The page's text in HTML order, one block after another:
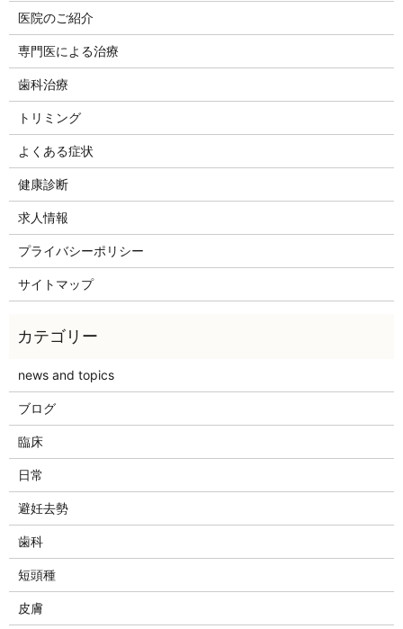
医院のご紹介
専門医による治療
歯科治療
トリミング
よくある症状
健康診断
求人情報
プライバシーポリシー
サイトマップ
news and topics
ブログ
臨床
日常
避妊去勢
歯科
短頭種
皮膚